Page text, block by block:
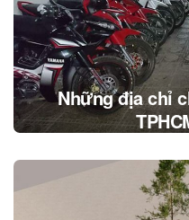
Những địa chỉ